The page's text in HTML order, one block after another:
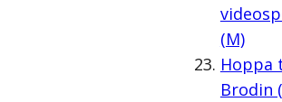
(M)
Hoppa
Brodin